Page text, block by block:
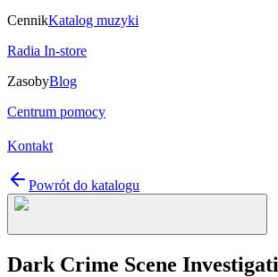
CennikKatalog muzyki
Radia In-store
ZasobyBlog
Centrum pomocy
Kontakt
Powrót do katalogu
Dark Crime Scene